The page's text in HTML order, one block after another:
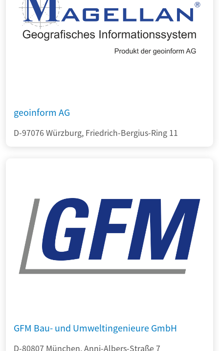
geoinform AG
D-97076 Würzburg, Friedrich-Bergius-Ring 11
GFM Bau- und Umweltingenieure GmbH
D-80807 München, Anni-Albers-Straße 7